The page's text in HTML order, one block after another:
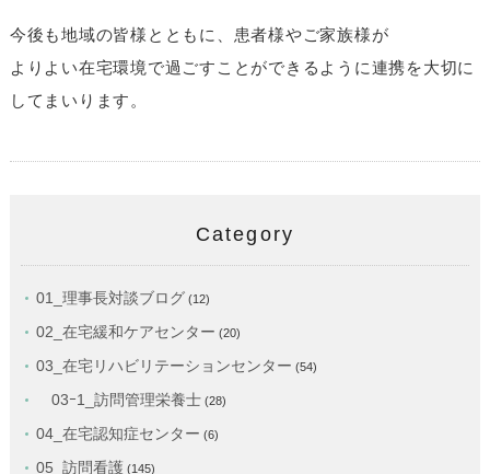
今後も地域の皆様とともに、患者様やご家族様が
よりよい在宅環境で過ごすことができるように連携を大切に
してまいります。
Category
01_理事長対談ブログ (12)
02_在宅緩和ケアセンター (20)
03_在宅リハビリテーションセンター (54)
03ｰ1_訪問管理栄養士(28)
04_在宅認知症センター (6)
05_訪問看護 (145)